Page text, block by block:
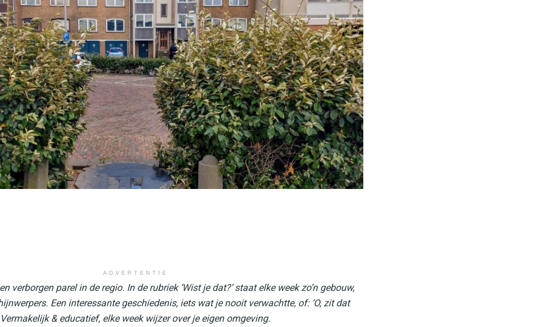
ADVERTENTIE
verborgen parel in de regio. In de rubriek ‘Wist je dat?’ staat elke week zo’n gebouw,
Een interessante geschiedenis, iets wat je nooit verwachtte, of: ‘O, zit dat
& educatief, elke week wijzer over je eigen omgeving.